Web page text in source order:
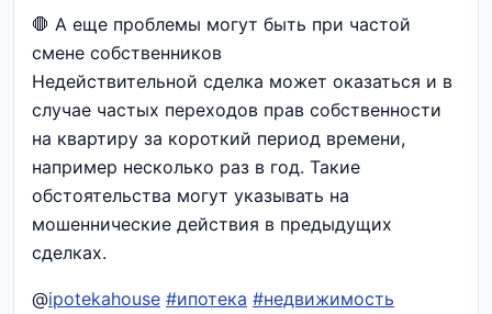
🛑 А еще проблемы могут быть при частой
смене собственников
Недействительной сделка может оказаться и в
случае частых переходов прав собственности
на квартиру за короткий период времени,
например несколько раз в год. Такие
обстоятельства могут указывать на
мошеннические действия в предыдущих
сделках.
@ipotekahouse #ипотека #недвижимость